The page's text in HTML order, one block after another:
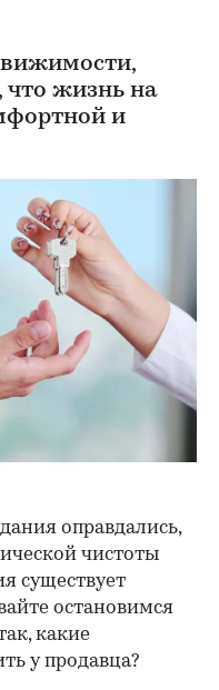
что жизнь на
и
оправдались,
чистоты
существует
остановимся
какие
у продавца?